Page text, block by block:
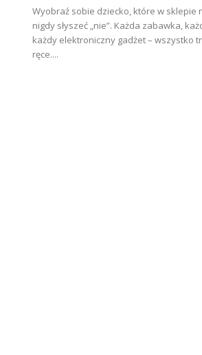
Wyobraź sobie dziecko, które w sklepie
nigdy słyszeć „nie”. Każda zabawka,
każdy elektroniczny gadżet – wszystko
ręce....